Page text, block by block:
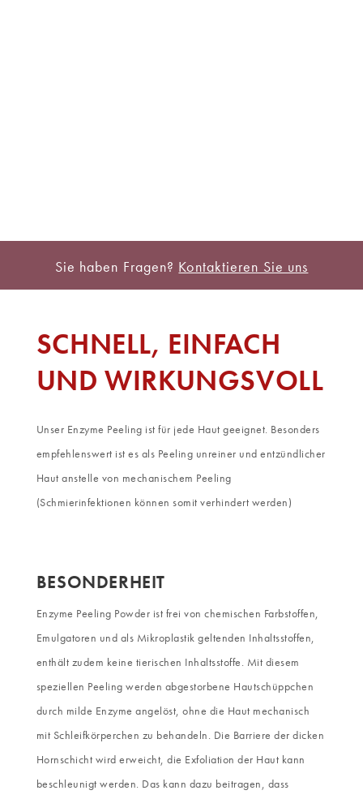
Sie haben Fragen? Kontaktieren Sie uns
Unser Enzyme Peeling ist für jede Haut geeignet. Besonders
empfehlenswert ist es als Peeling unreiner und entzündlicher
Haut anstelle von mechanischem Peeling
(Schmierinfektionen können somit verhindert werden)
SCHNELL, EINFACH
UND WIRKUNGSVOLL
BESONDERHEIT
Enzyme Peeling Powder ist frei von chemischen Farbstoffen,
Emulgatoren und als Mikroplastik geltenden Inhaltsstoffen,
enthält zudem keine tierischen Inhaltsstoffe. Mit diesem
speziellen Peeling werden abgestorbene Hautschüppchen
durch milde Enzyme angelöst, ohne die Haut mechanisch
mit Schleifkörperchen zu behandeln. Die Barriere der dicken
Hornschicht wird erweicht, die Exfoliation der Haut kann
beschleunigt werden. Das kann dazu beitragen, dass